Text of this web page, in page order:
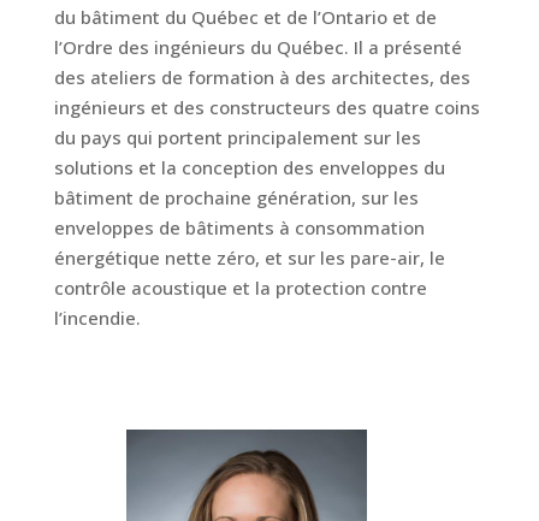
du bâtiment du Québec et de l’Ontario et de
l’Ordre des ingénieurs du Québec. Il a présenté
des ateliers de formation à des architectes, des
ingénieurs et des constructeurs des quatre coins
du pays qui portent principalement sur les
solutions et la conception des enveloppes du
bâtiment de prochaine génération, sur les
enveloppes de bâtiments à consommation
énergétique nette zéro, et sur les pare-air, le
contrôle acoustique et la protection contre
l’incendie.